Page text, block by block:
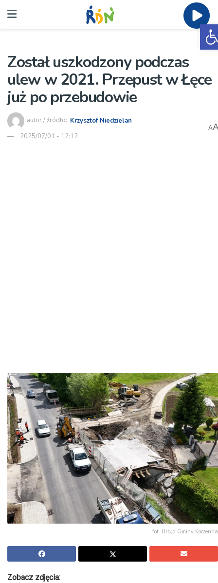
Został uszkodzony podczas
ulew w 2021. Przepust w Łęce
już po przebudowie
autor / źródło: Krzysztof Niedzielan
2025/07/01 - 12:12
A
fot. Urząd Gminy Korzenna
Zobacz zdjęcia: